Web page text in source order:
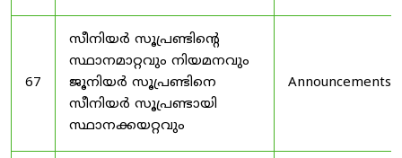
67
സീനിയർ സൂപ്രണ്ടിൻ്റെ
സ്ഥാനമാറ്റവും നിയമനവും
ജൂനിയർ സൂപ്രണ്ടിനെ
സീനിയർ സൂപ്രണ്ടായി
സ്ഥാനക്കയറ്റവും
Announcements